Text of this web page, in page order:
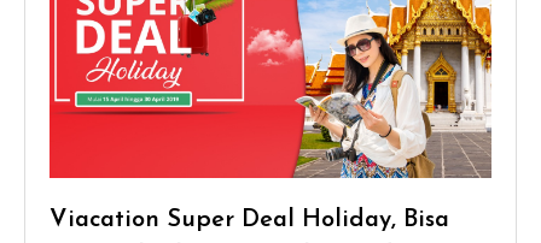
Viacation Super Deal Holiday, Bisa